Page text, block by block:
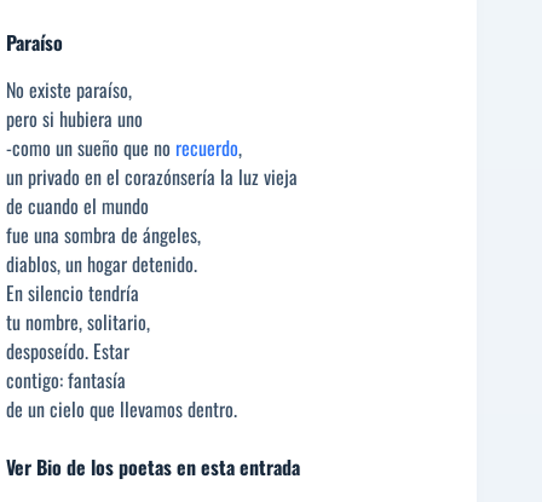
Paraíso
No existe paraíso,
pero si hubiera uno
-como un sueño que no recuerdo,
un privado en el corazónsería la luz vieja
de cuando el mundo
fue una sombra de ángeles,
diablos, un hogar detenido.
En silencio tendría
tu nombre, solitario,
desposeído. Estar
contigo: fantasía
de un cielo que llevamos dentro.
Ver Bio de los poetas en esta entrada